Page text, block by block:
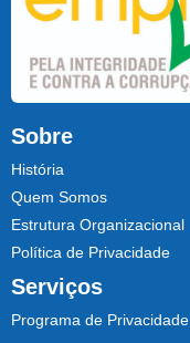
Sobre
História
Quem Somos
Estrutura Organizacional
Política de Privacidade
Serviços
Programa de Privacidade